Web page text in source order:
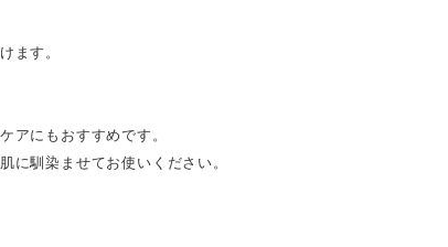
ます。
アにもおすすめです。
に馴染ませてお使いください。